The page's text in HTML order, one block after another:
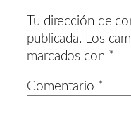
Tu dirección de
publicada. Los
marcados con *
Comentario *